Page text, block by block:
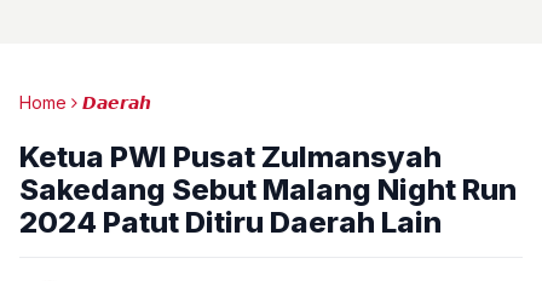
Home 𝘿𝙖𝙚𝙧𝙖𝙝
Ketua PWI Pusat Zulmansyah
Sakedang Sebut Malang Night Run
2024 Patut Ditiru Daerah Lain